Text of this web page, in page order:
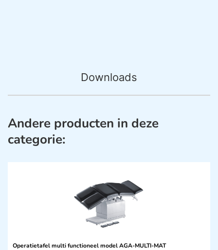
Downloads
Andere producten in deze
categorie:
Operatietafel multi functioneel model AGA-MULTI-MAT